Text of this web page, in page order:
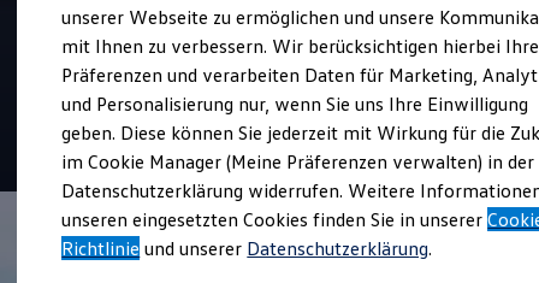
springen
springenENERGY Sondermodelle
Nutzfahrzeuge
SUV und CUV
Familienautos
Kombis
Kompaktwagen
Sportwagen
Schnell verfügbare Fahrzeuge
Angebote und Produkte
Aktuelle Angebote
E-Auto-Förderung
Volkswagen Marktplatz
Autohaus Reininger
Top Kundenzufriedenheit Service 2026
4.9|104 Bewertungen
unserer Webseite zu ermöglichen und unsere
mit Ihnen zu verbessern. Wir berücksichtigen hierbei Ihre
Präferenzen und verarbeiten Daten für Marketing,
und Personalisierung nur, wenn Sie uns Ihre Einwilligung
geben. Diese können Sie jederzeit mit Wirkung für die
im Cookie Manager (Meine Präferenzen verwalten) in der
Datenschutzerklärung widerrufen. Weitere
unseren eingesetzten Cookies finden Sie in unserer
Richtlinie und unserer Datenschutzerklärung.